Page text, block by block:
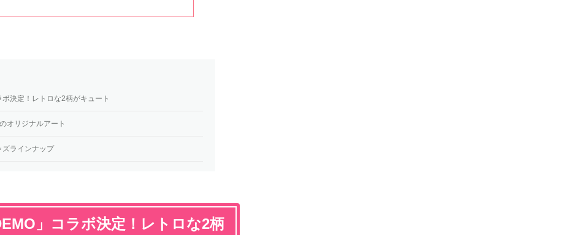
ボ決定！レトロな2柄がキュート
オリジナルアート
ズラインナップ
」コラボ決定！レトロな2柄